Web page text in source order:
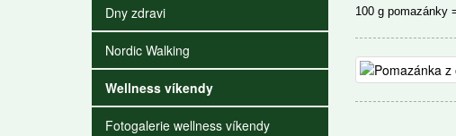
Dny zdravi
Nordic Walking
Wellness víkendy
Fotogalerie wellness víkendy
100 g pomazánky